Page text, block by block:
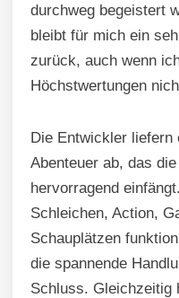
durchweg begeistert
bleibt für mich ein
zurück, auch wenn
Höchstwertungen
Die Entwickler liefern
Abenteuer ab, das
hervorragend
Schleichen, Action,
Schauplätzen
die spannende
Schluss. Gleichzeitig